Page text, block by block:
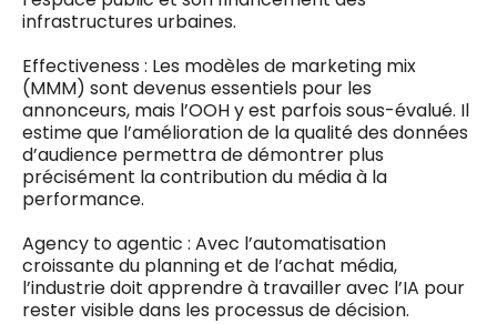
infrastructures urbaines.
Effectiveness : Les modèles de marketing mix
(MMM) sont devenus essentiels pour les
annonceurs, mais l’OOH y est parfois sous-évalué. Il
estime que l’amélioration de la qualité des données
d’audience permettra de démontrer plus
précisément la contribution du média à la
performance.
Agency to agentic : Avec l’automatisation
croissante du planning et de l’achat média,
l’industrie doit apprendre à travailler avec l’IA pour
rester visible dans les processus de décision.